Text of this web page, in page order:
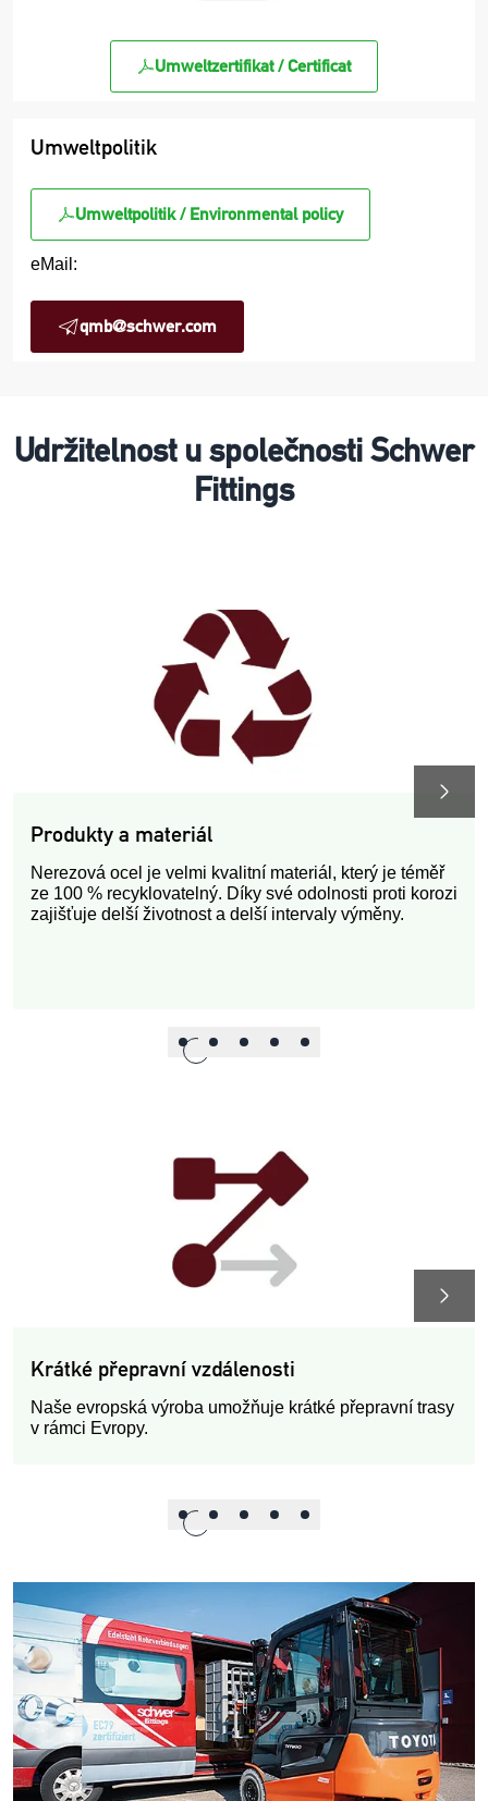
Umweltzertifikat / Certificat
Umweltpolitik
Umweltpolitik / Environmental policy
eMail:
qmb@schwer.com
Udržitelnost u společnosti Schwer
Fittings
Produkty a materiál
Nerezová ocel je velmi kvalitní materiál, který je téměř
ze 100 % recyklovatelný. Díky své odolnosti proti korozi
zajišťuje delší životnost a delší intervaly výměny.
Krátké přepravní vzdálenosti
Naše evropská výroba umožňuje krátké přepravní trasy
v rámci Evropy.